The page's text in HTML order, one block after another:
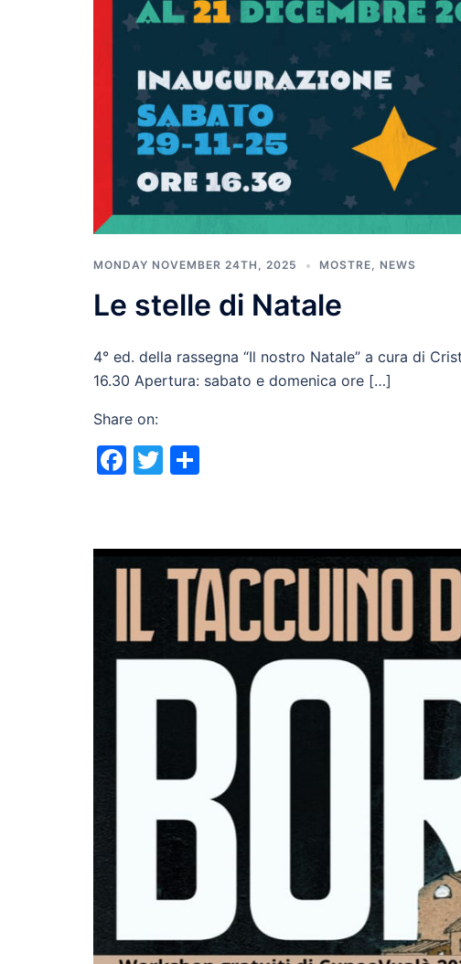
MONDAY NOVEMBER 24TH, 2025 MOSTRE, NEWS
Le stelle di Natale
4° ed. della rassegna “Il nostro Natale” a cura di
16.30 Apertura: sabato e domenica ore […]
Share on:
Facebook
Twitter